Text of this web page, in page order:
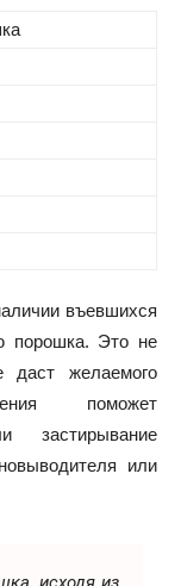
въевшихся
порошка. Это не
даст желаемого
поможет
застирывание
или